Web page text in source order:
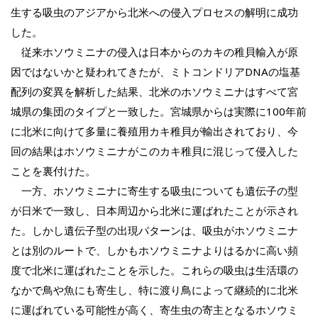
生する吸虫のアジアから北米への侵入プロセスの解明に成功
した。
従来ホソウミニナの侵入は日本からのカキの稚貝輸入が原
因ではないかと疑われてきたが、ミトコンドリアDNAの塩基
配列の変異を解析した結果、北米のホソウミニナはすべて宮
城県の集団のタイプと一致した。宮城県からは実際に100年前
に北米に向けて多量に養殖用カキ稚貝が輸出されており、今
回の結果はホソウミニナがこのカキ稚貝に混じって侵入した
ことを裏付けた。
一方、ホソウミニナに寄生する吸虫についても遺伝子の型
が日米で一致し、日本周辺から北米に運ばれたことが示され
た。しかし遺伝子型の出現パターンは、吸虫がホソウミニナ
とは別のルートで、しかもホソウミニナよりはるかに高い頻
度で北米に運ばれたことを示した。これらの吸虫は生活環の
なかで鳥や魚にも寄生し、特に渡り鳥によって継続的に北米
に運ばれている可能性が高く、寄生虫の寄主となるホソウミ